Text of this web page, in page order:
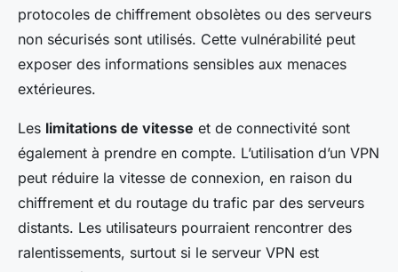
protocoles de chiffrement obsolètes ou des serveurs
non sécurisés sont utilisés. Cette vulnérabilité peut
exposer des informations sensibles aux menaces
extérieures.
Les limitations de vitesse et de connectivité sont
également à prendre en compte. L’utilisation d’un VPN
peut réduire la vitesse de connexion, en raison du
chiffrement et du routage du trafic par des serveurs
distants. Les utilisateurs pourraient rencontrer des
ralentissements, surtout si le serveur VPN est